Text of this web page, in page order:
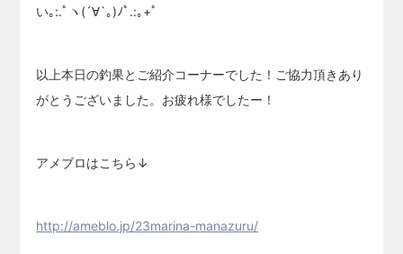
い｡:.ﾟヽ(´∀`｡)ﾉﾟ.:｡+ﾟ
以上本日の釣果とご紹介コーナーでした！ご協力頂きあり
がとうございました。お疲れ様でしたー！
アメブロはこちら↓
http://ameblo.jp/23marina-manazuru/